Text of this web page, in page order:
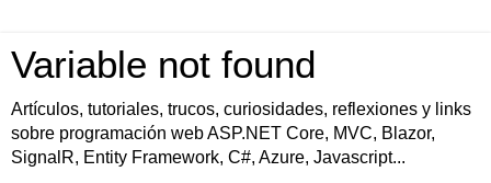
Variable not found
Artículos, tutoriales, trucos, curiosidades, reflexiones y links
sobre programación web ASP.NET Core, MVC, Blazor,
SignalR, Entity Framework, C#, Azure, Javascript...